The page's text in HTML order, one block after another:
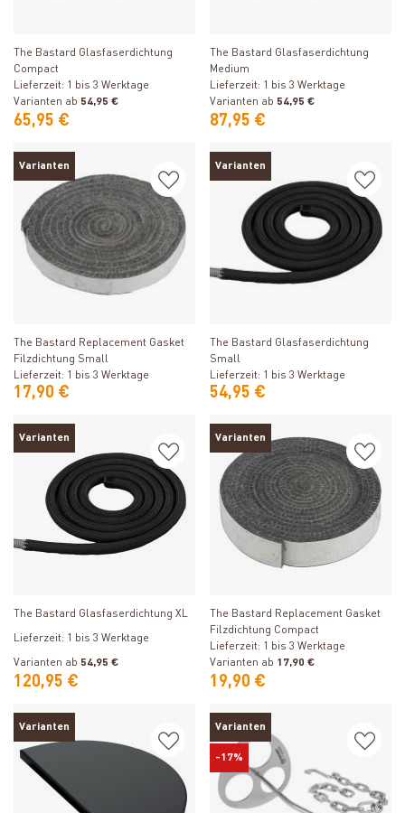
The Bastard Glasfaserdichtung
Compact
Lieferzeit: 1 bis 3 Werktage
Varianten ab 54,95 €
65,95 €
The Bastard Glasfaserdichtung
Medium
Lieferzeit: 1 bis 3 Werktage
Varianten ab 54,95 €
87,95 €
Varianten
The Bastard Replacement Gasket
Filzdichtung Small
Lieferzeit: 1 bis 3 Werktage
17,90 €
Varianten
The Bastard Glasfaserdichtung
Small
Lieferzeit: 1 bis 3 Werktage
54,95 €
Varianten
The Bastard Glasfaserdichtung XL
Lieferzeit: 1 bis 3 Werktage
Varianten ab 54,95 €
120,95 €
Varianten
The Bastard Replacement Gasket
Filzdichtung Compact
Lieferzeit: 1 bis 3 Werktage
Varianten ab 17,90 €
19,90 €
Varianten Varianten
-17%